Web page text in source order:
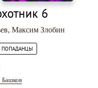
6
, Максим Злобин
ПОПАДАНЦЫ
Башков